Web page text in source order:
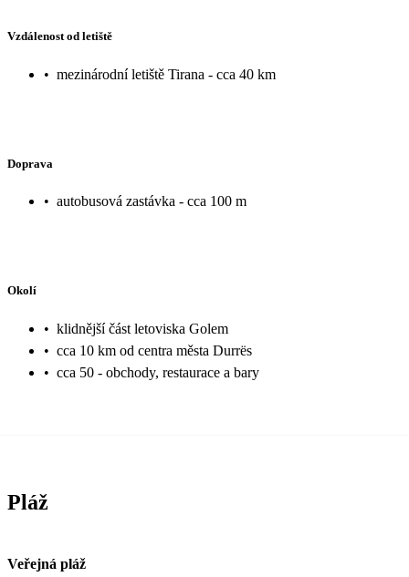
Vzdálenost od letiště
• mezinárodní letiště Tirana - cca 40 km
Doprava
• autobusová zastávka - cca 100 m
Okolí
• klidnější část letoviska Golem
• cca 10 km od centra města Durrës
• cca 50 - obchody, restaurace a bary
Pláž
Veřejná pláž